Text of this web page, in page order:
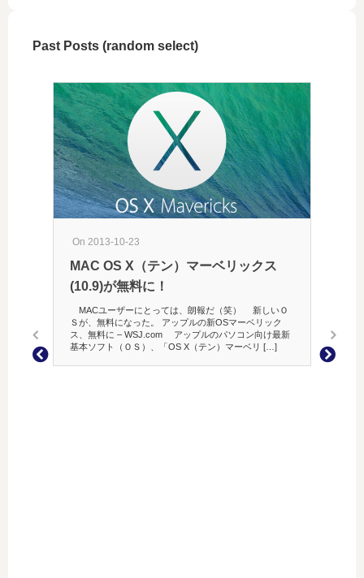
Past Posts (random select)
On 2013-10-23
MAC OS X（テン）マーベリックス
(10.9)が無料に！
MACユーザーにとっては、朗報だ（笑） 新しいＯ
Ｓが、無料になった。 アップルの新OSマーベリック
ス、無料に – WSJ.com アップルのパソコン向け最新
基本ソフト（ＯＳ）、「OS X（テン）マーベリ […]
写真は
写真は
ら、風